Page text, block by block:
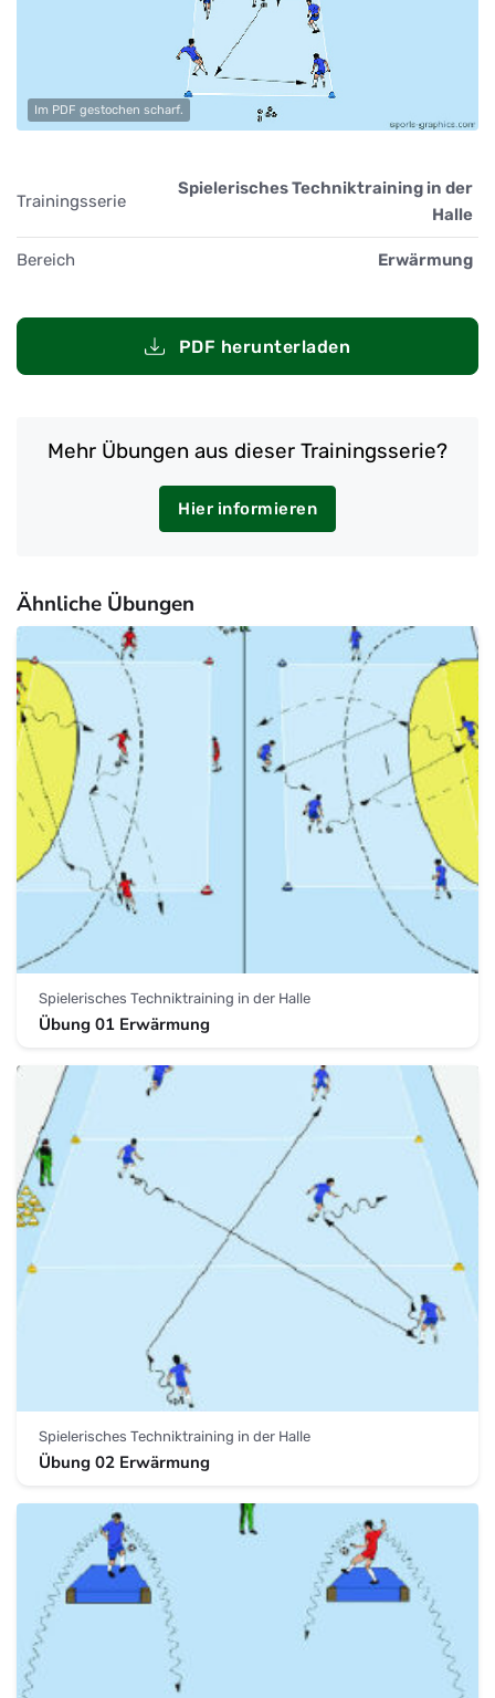
Im PDF gestochen scharf.
Trainingsserie
Spielerisches Techniktraining in der
Halle
Bereich Erwärmung
PDF herunterladen
Mehr Übungen aus dieser Trainingsserie?
Hier informieren
Ähnliche Übungen
Spielerisches Techniktraining in der Halle
Übung 01 Erwärmung
Spielerisches Techniktraining in der Halle
Übung 02 Erwärmung